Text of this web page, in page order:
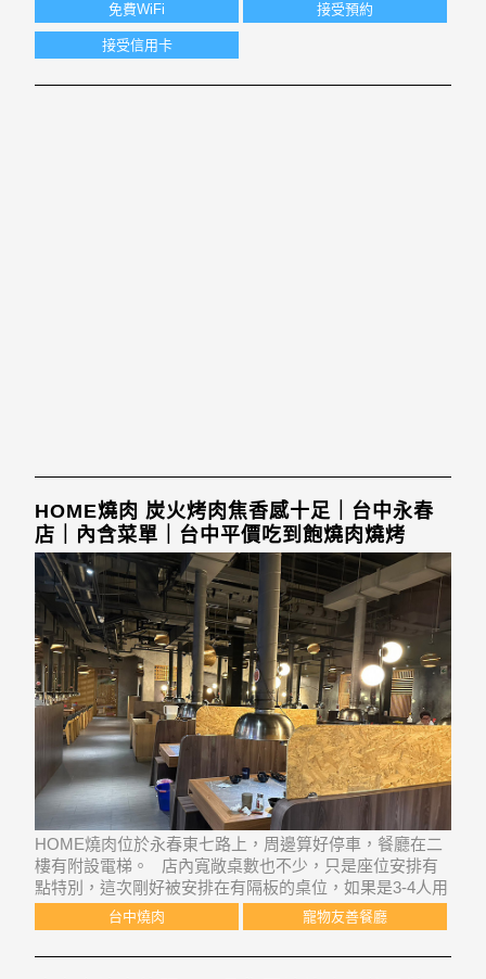
免費WiFi 接受預約
接受信用卡
HOME燒肉 炭火烤肉焦香感十足｜台中永春
店｜內含菜單｜台中平價吃到飽燒肉燒烤
HOME燒肉位於永春東七路上，周邊算好停車，餐廳在二
樓有附設電梯。 店內寬敞桌數也不少，只是座位安排有
點特別，這次剛好被安排在有隔板的桌位，如果是3-4人用
餐會太擠，加上隔板的另一邊是其他客人，講話聊天很不
自在。
台中燒肉 寵物友善餐廳